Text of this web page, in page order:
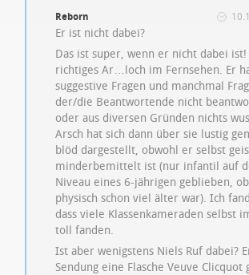
Reborn
Er ist nicht dabei?
Das ist super, wenn er nicht dabei ist!
richtiges Ar…loch im Fernsehen. Er
suggestive Fragen und manchmal
der/die Beantwortende nicht
oder aus diversen Gründen nichts
Arsch hat sich dann über sie lustig
blöd dargestellt, obwohl er selbst
minderbemittelt ist (nur infantil auf
Niveau eines 6-jährigen geblieben,
physisch schon viel älter war). Ich
dass viele Klassenkameraden selbst
toll fanden.
Ist aber wenigstens Niels Ruf dabei?
Sendung eine Flasche Veuve Clicquot